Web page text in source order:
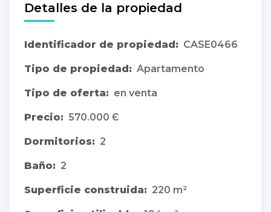
Detalles de la propiedad
Identificador de propiedad: CASE0466
Tipo de propiedad: Apartamento
Tipo de oferta: en venta
Precio: 570.000 Є
Dormitorios: 2
Baño: 2
Superficie construida: 220 m²